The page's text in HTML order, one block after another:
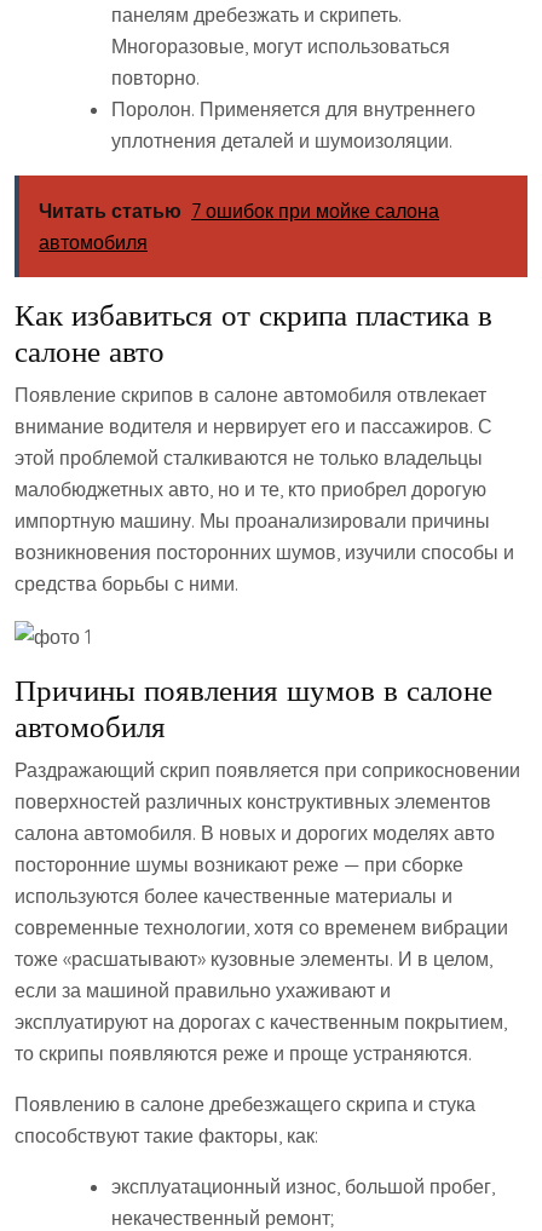
панелям дребезжать и скрипеть.
Многоразовые, могут использоваться
повторно.
Поролон. Применяется для внутреннего
уплотнения деталей и шумоизоляции.
Читать статью 7 ошибок при мойке салона
автомобиля
Как избавиться от скрипа пластика в
салоне авто
Появление скрипов в салоне автомобиля отвлекает
внимание водителя и нервирует его и пассажиров. С
этой проблемой сталкиваются не только владельцы
малобюджетных авто, но и те, кто приобрел дорогую
импортную машину. Мы проанализировали причины
возникновения посторонних шумов, изучили способы и
средства борьбы с ними.
Причины появления шумов в салоне
автомобиля
Раздражающий скрип появляется при соприкосновении
поверхностей различных конструктивных элементов
салона автомобиля. В новых и дорогих моделях авто
посторонние шумы возникают реже — при сборке
используются более качественные материалы и
современные технологии, хотя со временем вибрации
тоже «расшатывают» кузовные элементы. И в целом,
если за машиной правильно ухаживают и
эксплуатируют на дорогах с качественным покрытием,
то скрипы появляются реже и проще устраняются.
Появлению в салоне дребезжащего скрипа и стука
способствуют такие факторы, как:
эксплуатационный износ, большой пробег,
некачественный ремонт;